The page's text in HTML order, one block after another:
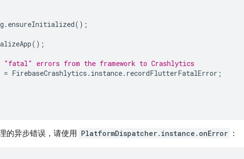
. ensureInitialized();
();
"fatal" errors from the framework to Crashlytics
= FirebaseCrashlytics . instance. recordFlutterFatalError ;
的异步错误，请使用 PlatformDispatcher.instance.onError ：